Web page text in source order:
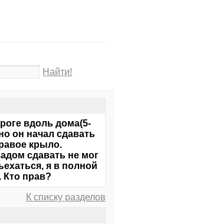
Найти!
вдоль дома(5-
он начал сдавать
крыло.
сдавать не мог
я в полной
Кто прав?
К списку разделов